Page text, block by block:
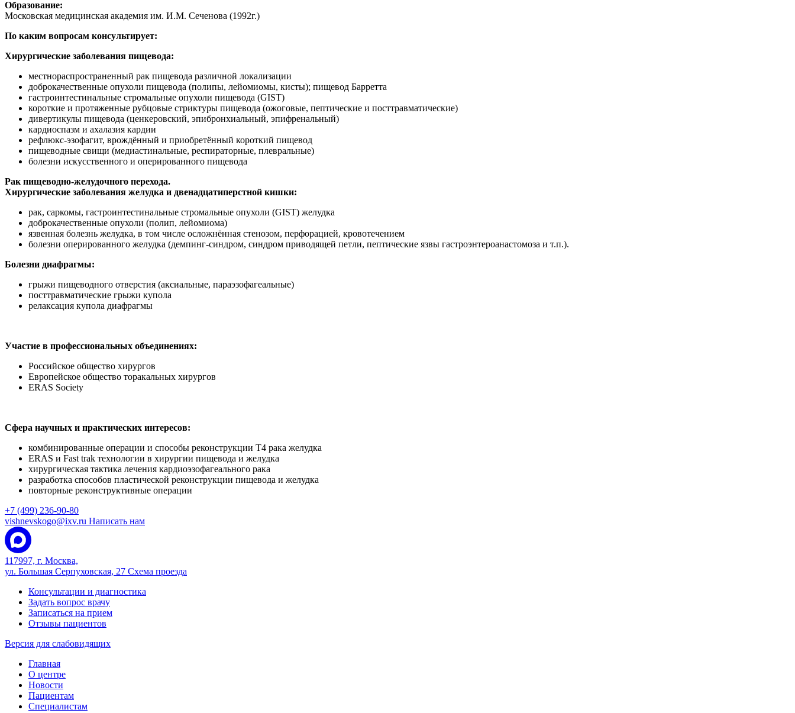
Образование:
Московская медицинская академия им. И.М. Сеченова (1992г.)
По каким вопросам консультирует:
Хирургические заболевания пищевода:
местнораспространенный рак пищевода различной локализации
доброкачественные опухоли пищевода (полипы, лейомиомы, кисты); пищевод Барретта
гастроинтестинальные стромальные опухоли пищевода (GIST)
короткие и протяженные рубцовые стриктуры пищевода (ожоговые, пептические и посттравматические)
дивертикулы пищевода (ценкеровский, эпибронхиальный, эпифренальный)
кардиоспазм и ахалазия кардии
рефлюкс-эзофагит, врождённый и приобретённый короткий пищевод
пищеводные свищи (медиастинальные, респираторные, плевральные)
болезни искусственного и оперированного пищевода
Рак пищеводно-желудочного перехода.
Хирургические заболевания желудка и двенадцатиперстной кишки:
рак, саркомы, гастроинтестинальные стромальные опухоли (GIST) желудка
доброкачественные опухоли (полип, лейомиома)
язвенная болезнь желудка, в том числе осложнённая стенозом, перфорацией, кровотечением
болезни оперированного желудка (демпинг-синдром, синдром приводящей петли, пептические язвы гастроэнтероанастомоза и т.п.).
Болезни диафрагмы:
грыжи пищеводного отверстия (аксиальные, параэзофагеальные)
посттравматические грыжи купола
релаксация купола диафрагмы
Участие в профессиональных объединениях:
Российское общество хирургов
Европейское общество торакальных хирургов
ERAS Society
Сфера научных и практических интересов:
комбинированные операции и способы реконструкции Т4 рака желудка
ERAS и Fast trak технологии в хирургии пищевода и желудка
хирургическая тактика лечения кардиоэзофагеального рака
разработка способов пластической реконструкции пищевода и желудка
повторные реконструктивные операции
+7 (499) 236-90-80
vishnevskogo@ixv.ru Написать нам
117997, г. Москва,
ул. Большая Серпуховская, 27 Схема проезда
Консультации и диагностика
Задать вопрос врачу
Записаться на прием
Отзывы пациентов
Версия для слабовидящих
Главная
О центре
Новости
Пациентам
Специалистам